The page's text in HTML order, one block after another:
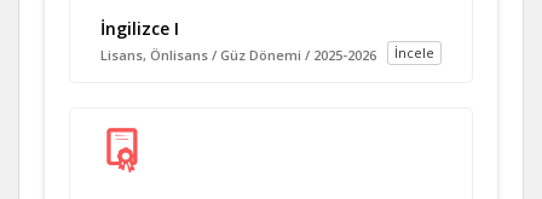
İngilizce I
İncele
Lisans, Önlisans / Güz Dönemi / 2025-2026